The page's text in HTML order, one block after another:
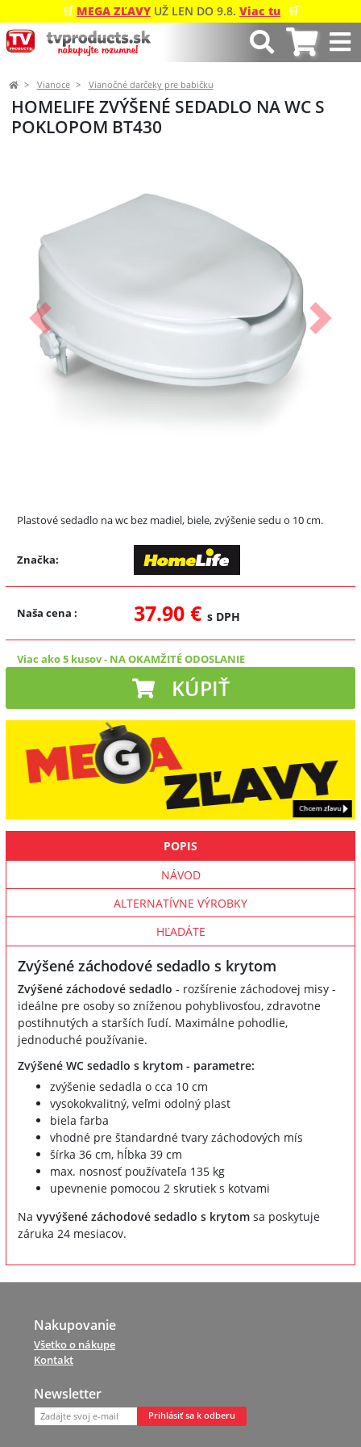
🛒 MEGA ZĽAVY UŽ LEN DO 9.8. Viac tu 🛒
Vianoce Vianočné darčeky pre babičku
HOMELIFE ZVÝŠENÉ SEDADLO NA WC S
POKLOPOM BT430
Predchádzajúci Ďalší
Plastové sedadlo na wc bez madiel, biele, zvýšenie sedu o 10 cm.
Značka:
Naša cena : 37.90 € s DPH
Viac ako 5 kusov- NA OKAMŽITÉ ODOSLANIE
KÚPIŤ
POPIS
NÁVOD
ALTERNATÍVNE VÝROBKY
HĽADÁTE
Zvýšené záchodové sedadlo s krytom
Zvýšené záchodové sedadlo - rozšírenie záchodovej misy -
ideálne pre osoby so zníženou pohyblivosťou, zdravotne
postihnutých a starších ľudí. Maximálne pohodlie,
jednoduché používanie.
Zvýšené WC sedadlo s krytom - parametre:
zvýšenie sedadla o cca 10 cm
vysokokvalitný, veľmi odolný plast
biela farba
vhodné pre štandardné tvary záchodových mís
šírka 36 cm, hĺbka 39 cm
max. nosnosť používateľa 135 kg
upevnenie pomocou 2 skrutiek s kotvami
Na vyvýšené záchodové sedadlo s krytom sa poskytuje
záruka 24 mesiacov.
Nakupovanie
Všetko o nákupe
Kontakt
Newsletter
Prihlásiť sa k odberu